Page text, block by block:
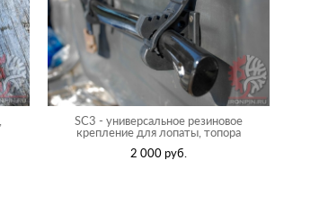
SC3 - универсальное резиновое
крепление для лопаты, топора
2 000 pуб.